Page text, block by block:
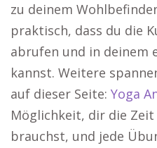
zu deinem
praktisch, dass du die
abrufen und in deinem
kannst. Weitere
auf dieser Seite: Yoga
Möglichkeit, dir die Zeit
brauchst, und jede